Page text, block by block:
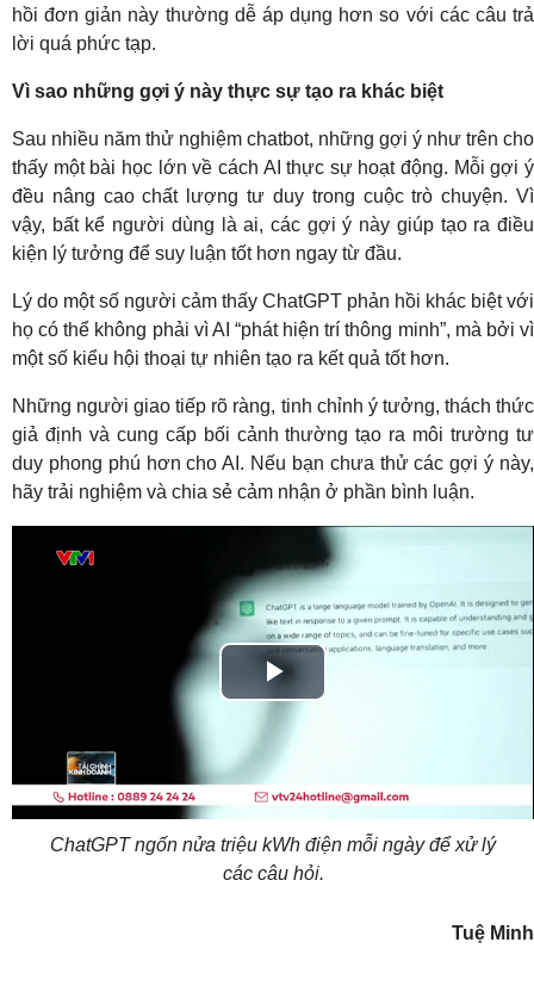
hồi đơn giản này thường dễ áp dụng hơn so với các câu trả
lời quá phức tạp.
Vì sao những gợi ý này thực sự tạo ra khác biệt
Sau nhiều năm thử nghiệm chatbot, những gợi ý như trên cho
thấy một bài học lớn về cách AI thực sự hoạt động. Mỗi gợi ý
đều nâng cao chất lượng tư duy trong cuộc trò chuyện. Vì
vậy, bất kể người dùng là ai, các gợi ý này giúp tạo ra điều
kiện lý tưởng để suy luận tốt hơn ngay từ đầu.
Lý do một số người cảm thấy ChatGPT phản hồi khác biệt với
họ có thể không phải vì AI “phát hiện trí thông minh”, mà bởi vì
một số kiểu hội thoại tự nhiên tạo ra kết quả tốt hơn.
Những người giao tiếp rõ ràng, tinh chỉnh ý tưởng, thách thức
giả định và cung cấp bối cảnh thường tạo ra môi trường tư
duy phong phú hơn cho AI. Nếu bạn chưa thử các gợi ý này,
hãy trải nghiệm và chia sẻ cảm nhận ở phần bình luận.
Play
Video
ChatGPT ngốn nửa triệu kWh điện mỗi ngày để xử lý
các câu hỏi.
Tuệ Minh